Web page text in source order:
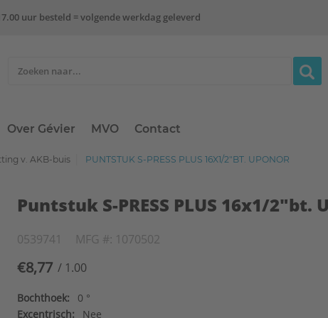
uur besteld = volgende werkdag geleverd
Over Gévier MVO Contact
v. AKB-buis PUNTSTUK S-PRESS PLUS 16X1/2"BT. UPONOR
Puntstuk S-PRESS PLUS 16x1/2"bt.
0539741 MFG #: 1070502
€8,77 / 1.00
Bochthoek:
0 °
Excentrisch:
Nee